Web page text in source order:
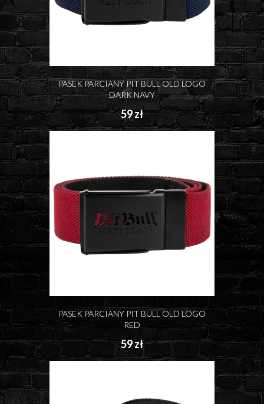
PASEK PARCIANY PIT BULL OLD LOGO
DARK NAVY
59 zł
PASEK PARCIANY PIT BULL OLD LOGO
RED
59 zł